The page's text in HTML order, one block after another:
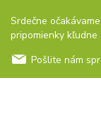
Srdečne
pripomienky kľudne
Pošlite nám